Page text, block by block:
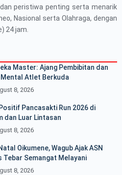
peristiwa penting serta menarik
Nasional serta Olahraga, dengan
24 jam.
Master: Ajang Pembibitan dan
Atlet Berkuda
8, 2026
Pancasakti Run 2026 di
dan Luar Lintasan
8, 2026
Oikumene, Wagub Ajak ASN
Tebar Semangat Melayani
8, 2026